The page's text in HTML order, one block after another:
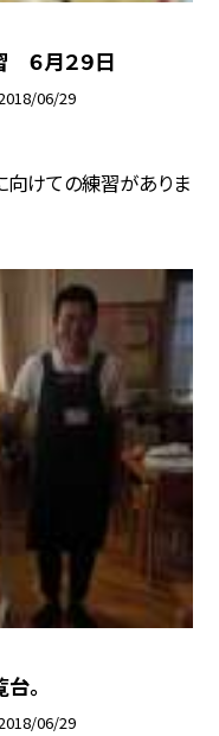
６月２９日
06/29
けての練習がありま
。
06/29